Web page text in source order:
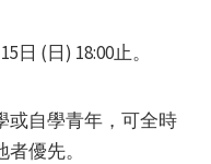
日 (日) 18:00止。
或自學青年，可全時
優先。